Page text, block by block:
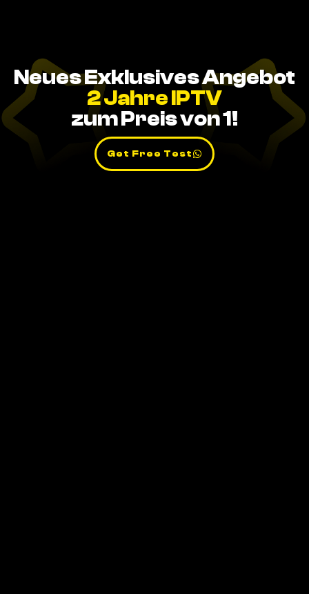
Neues Exklusives Angebot
2 Jahre IPTV
zum Preis von 1!
Get Free Test